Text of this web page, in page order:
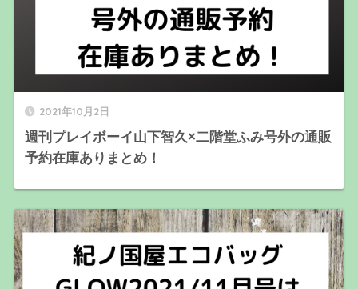
2021年10月2日
週刊プレイボーイ山下智久×二階堂ふみ号外の通販
予約在庫ありまとめ！